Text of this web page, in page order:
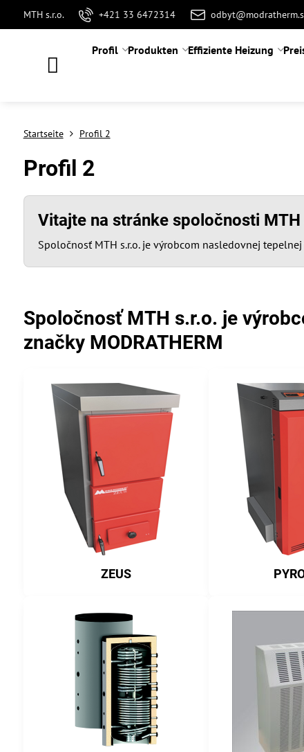
MTH s.r.o. +421 33 6472314
Profil Produkten Effiziente Heizung
Startseite Profil 2
Profil 2
Vitajte na stránke spoločnosti
Spoločnosť MTH s.r.o. je výrobcom nasledovnej tepelnej
Spoločnosť MTH s.r.o. je
značky MODRATHERM
ZEUS